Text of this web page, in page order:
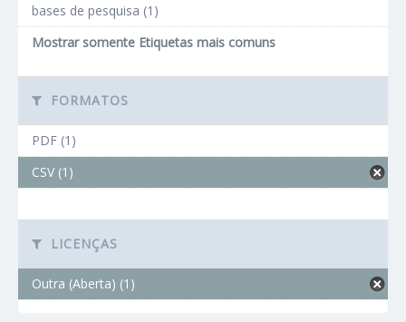
bases de pesquisa (1)
Mostrar somente Etiquetas mais comuns
FORMATOS
PDF (1)
CSV (1)
LICENÇAS
Outra (Aberta) (1)